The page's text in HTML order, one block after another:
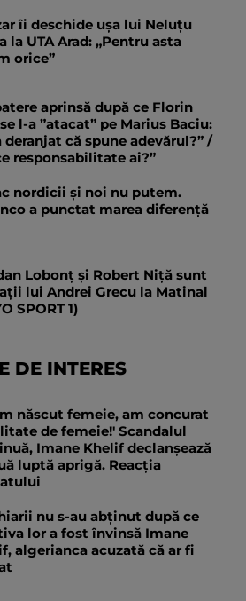
îi deschide ușa lui Neluțu
la UTA Arad: „Pentru asta
orice”
aprinsă după ce Florin
l-a ”atacat” pe Marius Baciu:
deranjat că spune adevărul?” /
responsabilitate ai?”
nordicii și noi nu putem.
a punctat marea diferență
Lobonț și Robert Niță sunt
lui Andrei Grecu la Matinal
SPORT 1)
DE INTERES
născut femeie, am concurat
de femeie!' Scandalul
Imane Khelif declanșează
luptă aprigă. Reacția
nu s-au abținut după ce
lor a fost învinsă Imane
algerianca acuzată că ar fi